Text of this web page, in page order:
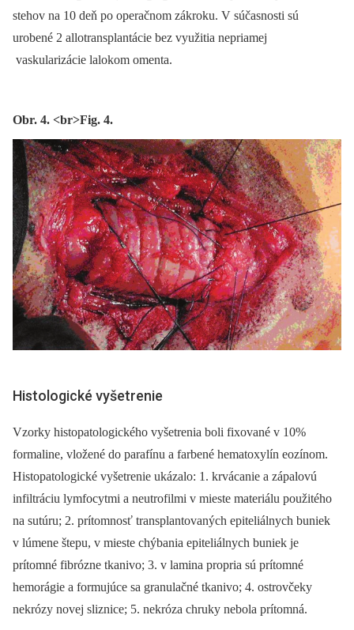
stehov na 10 deň po operačnom zákroku. V súčasnosti sú
urobené 2 allotransplantácie bez využitia nepriamej
vaskularizácie lalokom omenta.
Obr. 4. <br>Fig. 4.
Histologické vyšetrenie
Vzorky histopatologického vyšetrenia boli fixované v 10%
formaline, vložené do parafínu a farbené hematoxylín eozínom.
Histopatologické vyšetrenie ukázalo: 1. krvácanie a zápalovú
infiltráciu lymfocytmi a neutrofilmi v mieste materiálu použitého
na sutúru; 2. prítomnosť transplantovaných epiteliálnych buniek
v lúmene štepu, v mieste chýbania epiteliálnych buniek je
prítomné fibrózne tkanivo; 3. v lamina propria sú prítomné
hemorágie a formujúce sa granulačné tkanivo; 4. ostrovčeky
nekrózy novej sliznice; 5. nekróza chruky nebola prítomná.